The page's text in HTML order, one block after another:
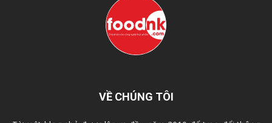
VỀ CHÚNG TÔI